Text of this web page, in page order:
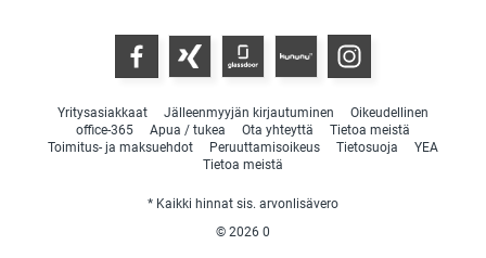
Yritysasiakkaat Jälleenmyyjän kirjautuminen
Oikeudellinen
office-365
Apua / tukea Ota yhteyttä
Tietoa meistä
Toimitus- ja maksuehdot
Peruuttamisoikeus Tietosuoja
YEA
Tietoa meistä
* Kaikki hinnat sis. arvonlisävero
© 2026 0